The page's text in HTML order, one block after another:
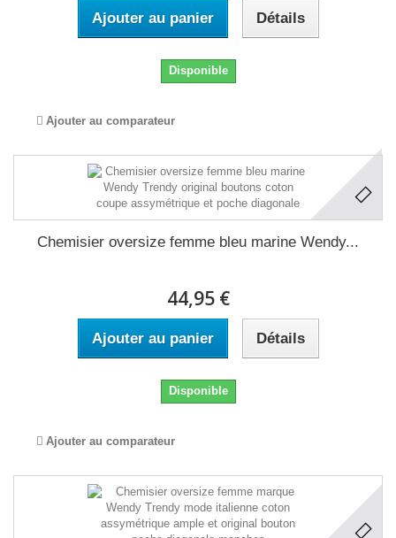
Ajouter au panier Détails
Disponible
Ajouter au comparateur
Chemisier oversize femme bleu marine Wendy...
44,95 €
Ajouter au panier Détails
Disponible
Ajouter au comparateur